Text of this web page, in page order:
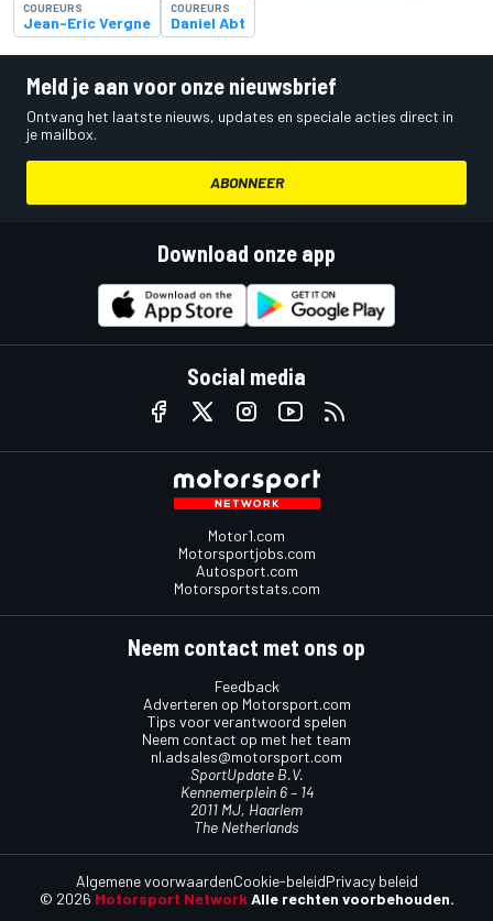
COUREURS
Jean-Eric Vergne
COUREURS
Daniel Abt
Meld je aan voor onze nieuwsbrief
Ontvang het laatste nieuws, updates en speciale acties direct in
je mailbox.
ABONNEER
Download onze app
Social media
Motor1.com
Motorsportjobs.com
Autosport.com
Motorsportstats.com
Neem contact met ons op
Feedback
Adverteren op Motorsport.com
Tips voor verantwoord spelen
Neem contact op met het team
nl.adsales@motorsport.com
SportUpdate B.V.
Kennemerplein 6 – 14
2011 MJ, Haarlem
The Netherlands
© 2026 Motorsport Network Alle rechten voorbehouden.
Algemene voorwaardenCookie-beleidPrivacy beleid